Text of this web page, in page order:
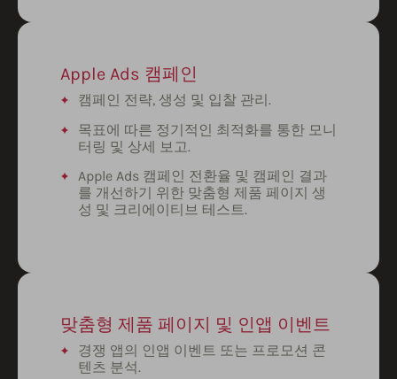
Apple Ads 캠페인
캠페인 전략, 생성 및 입찰 관리.
목표에 따른 정기적인 최적화를 통한 모니
터링 및 상세 보고.
Apple Ads 캠페인 전환율 및 캠페인 결과
를 개선하기 위한 맞춤형 제품 페이지 생
성 및 크리에이티브 테스트.
맞춤형 제품 페이지 및 인앱 이벤트
경쟁 앱의 인앱 이벤트 또는 프로모션 콘
텐츠 분석.